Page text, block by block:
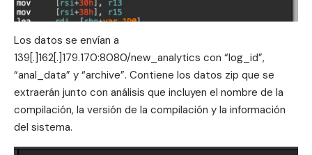
Los datos se envían a
139[.]162[.]179.170:8080/new_analytics con “log_id”,
“anal_data” y “archive”. Contiene los datos zip que se
extraerán junto con análisis que incluyen el nombre de la
compilación, la versión de la compilación y la información
del sistema.